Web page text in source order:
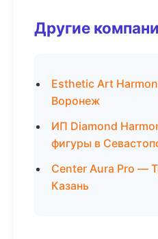
Другие
Esthetic Art
Воронеж
ИП Diamond
фигуры в
Center Aura Pro —
Казань